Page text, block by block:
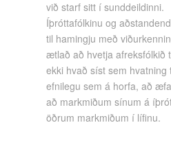
við starf sitt í sunddeildinni.
Íþróttafólkinu og
til hamingju með
ætlað að hvetja afreksfólkið
ekki hvað síst sem hvatning
efnilegu sem á horfa, að
að markmiðum sínum á
öðrum markmiðum í lífinu.